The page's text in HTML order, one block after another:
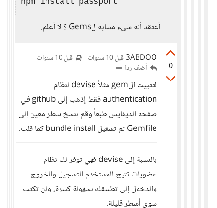
أعتقد أنه شيء مشابه لGems ؟ لا أعلم.
0
3ABDOO قبل 10 سنوات قبل 10 سنوات
أضف ردا
لتتبيت الgem مثلاً devise لنظام
authentication فقط إذهب إلى github في
صفحة الديفايس طبعاً وقم بنسخ سطر معين إلى
Gemfile تم تشغيل bundle install كما قلت.
بالنسبة إلى devise فهي توفر لك نظام
عضويات تتيح للمستخدم التسجيل والخروج
والدخول إلى تطبيقك بسهولة كبيرة، ولن تكتب
سوى أسطر قليلة.